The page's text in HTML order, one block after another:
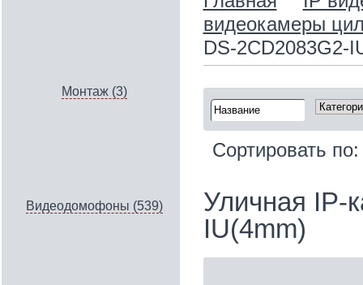
Монтаж (3)
Видеодомофоны (539)
видеокамеры
DS-2CD2083G2-
Сортировать
Уличная
IU(4mm)